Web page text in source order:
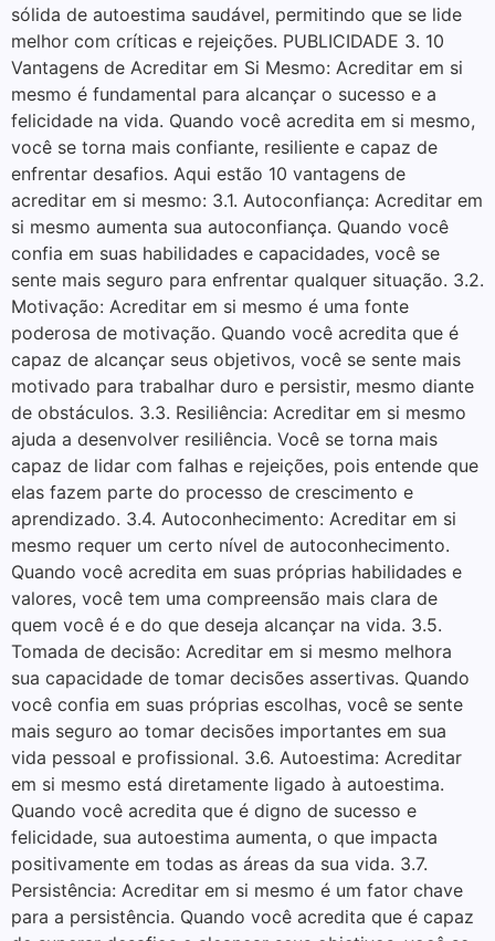
sólida de autoestima saudável, permitindo que se lide
melhor com críticas e rejeições. PUBLICIDADE 3. 10
Vantagens de Acreditar em Si Mesmo: Acreditar em si
mesmo é fundamental para alcançar o sucesso e a
felicidade na vida. Quando você acredita em si mesmo,
você se torna mais confiante, resiliente e capaz de
enfrentar desafios. Aqui estão 10 vantagens de
acreditar em si mesmo: 3.1. Autoconfiança: Acreditar em
si mesmo aumenta sua autoconfiança. Quando você
confia em suas habilidades e capacidades, você se
sente mais seguro para enfrentar qualquer situação. 3.2.
Motivação: Acreditar em si mesmo é uma fonte
poderosa de motivação. Quando você acredita que é
capaz de alcançar seus objetivos, você se sente mais
motivado para trabalhar duro e persistir, mesmo diante
de obstáculos. 3.3. Resiliência: Acreditar em si mesmo
ajuda a desenvolver resiliência. Você se torna mais
capaz de lidar com falhas e rejeições, pois entende que
elas fazem parte do processo de crescimento e
aprendizado. 3.4. Autoconhecimento: Acreditar em si
mesmo requer um certo nível de autoconhecimento.
Quando você acredita em suas próprias habilidades e
valores, você tem uma compreensão mais clara de
quem você é e do que deseja alcançar na vida. 3.5.
Tomada de decisão: Acreditar em si mesmo melhora
sua capacidade de tomar decisões assertivas. Quando
você confia em suas próprias escolhas, você se sente
mais seguro ao tomar decisões importantes em sua
vida pessoal e profissional. 3.6. Autoestima: Acreditar
em si mesmo está diretamente ligado à autoestima.
Quando você acredita que é digno de sucesso e
felicidade, sua autoestima aumenta, o que impacta
positivamente em todas as áreas da sua vida. 3.7.
Persistência: Acreditar em si mesmo é um fator chave
para a persistência. Quando você acredita que é capaz